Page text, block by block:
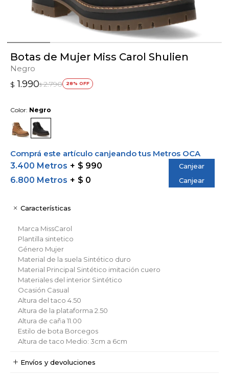
Botas de Mujer Miss Carol Shulien
Negro
$ 1.990$ 2.790 28
Color: Negro
Comprá este artículo canjeando tus Metros OCA
3.400 Metros
$ 990 Canjear
6.800 Metros $ 0 Canjear
Características
Marca MissCarol
Plantilla sintetico
Género Mujer
Material de la suela Sintético duro
Material Principal Sintético imitación cuero
Materiales del interior Sintético
Ocasión Casual
Altura del taco 4.50
Altura de la plataforma 2.50
Altura de caña 11.00
Estilo de bota Borcegos
Altura de taco Medio: 3cm a 6cm
Envíos y devoluciones